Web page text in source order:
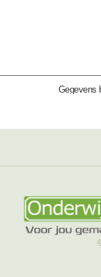
Gegevens